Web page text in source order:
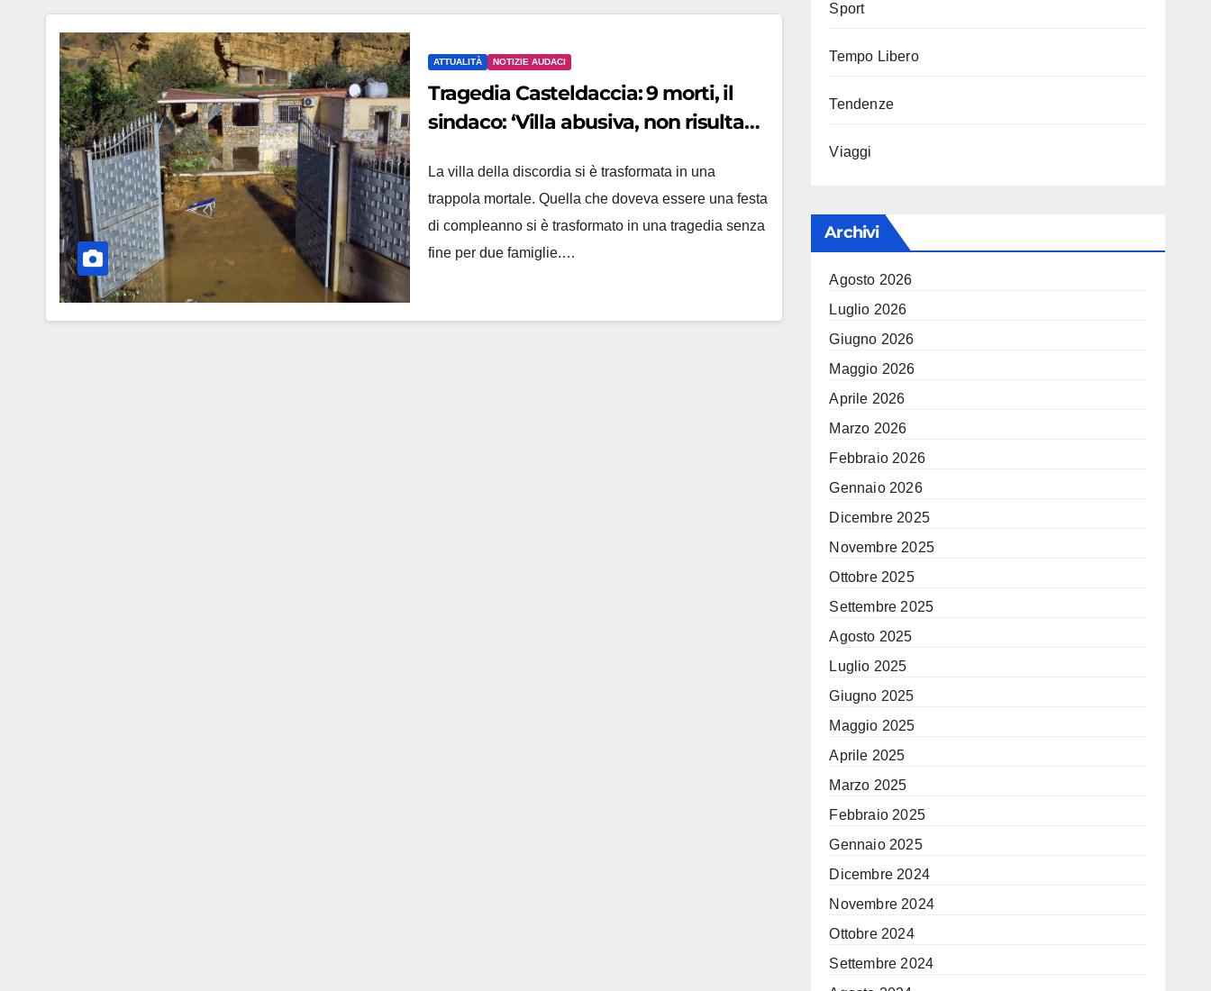
ATTUALITÀ NOTIZIE AUDACI
Tragedia Casteldaccia: 9 morti, il
sindaco: ‘Villa abusiva, non risultava
La villa della discordia si è trasformata in una
trappola mortale. Quella che doveva essere una festa
di compleanno si è trasformato in una tragedia senza
fine per due famiglie.…
Sport
Tempo Libero
Tendenze
Viaggi
Archivi
Agosto 2026
Luglio 2026
Giugno 2026
Maggio 2026
Aprile 2026
Marzo 2026
Febbraio 2026
Gennaio 2026
Dicembre 2025
Novembre 2025
Ottobre 2025
Settembre 2025
Agosto 2025
Luglio 2025
Giugno 2025
Maggio 2025
Aprile 2025
Marzo 2025
Febbraio 2025
Gennaio 2025
Dicembre 2024
Novembre 2024
Ottobre 2024
Settembre 2024